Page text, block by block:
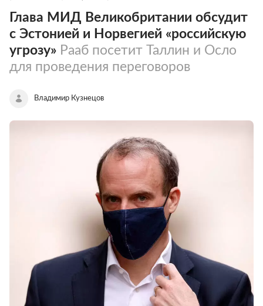
Глава МИД Великобритании обсудит
с Эстонией и Норвегией «российскую
угрозу» Рааб посетит Таллин и Осло
для проведения переговоров
Владимир Кузнецов